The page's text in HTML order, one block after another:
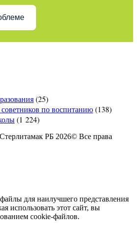
(25)
по воспитанию(138)
(1 224)
РБ 2026© Все права
для наилучшего представления
использовать этот сайт, вы
cookie-файлов.